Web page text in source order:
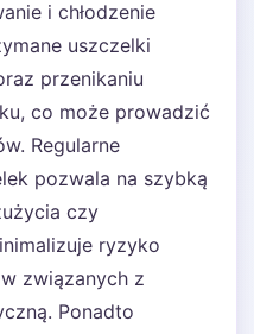
i chłodzenie
uszczelki
przenikaniu
co może prowadzić
Regularne
pozwala na szybką
czy
ryzyko
związanych z
Ponadto